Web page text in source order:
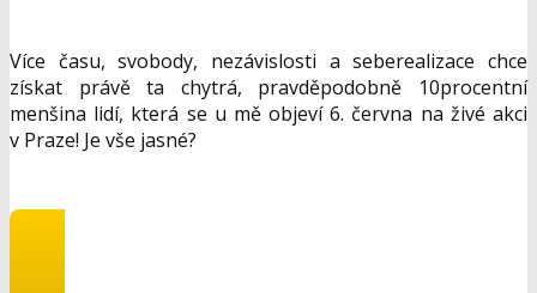
Více času, svobody, nezávislosti a seberealizace chce
získat právě ta chytrá, pravděpodobně 10procentní
menšina lidí, která se u mě objeví 6. června na živé akci
v Praze! Je vše jasné?